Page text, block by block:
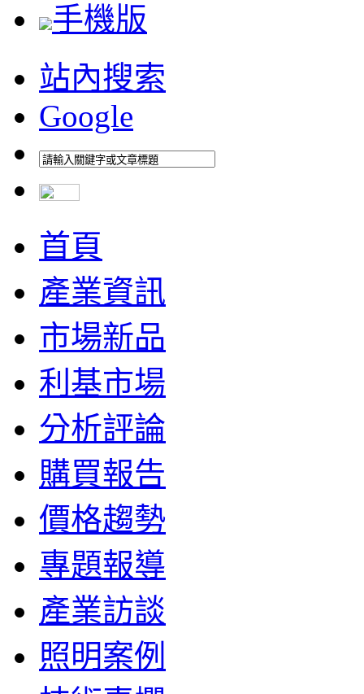
手機版
站內搜索
Google
首頁
產業資訊
市場新品
利基市場
分析評論
購買報告
價格趨勢
專題報導
產業訪談
照明案例